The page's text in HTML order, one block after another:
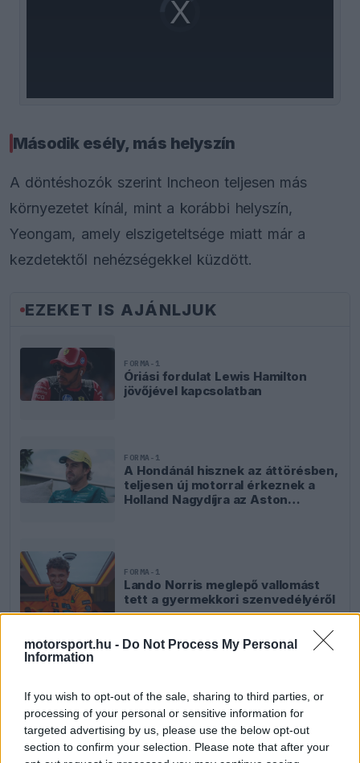
motorsport.hu - Do Not Process My Personal
Information
If you wish to opt-out of the sale, sharing to third parties, or
processing of your personal or sensitive information for
targeted advertising by us, please use the below opt-out
section to confirm your selection. Please note that after your
Player
loading.
Második esély, más helyszín
A döntéshozók szerint Incheon teljesen más
környezetet kínál, mint a korábbi helyszín,
Yeongam, amely elszigeteltsége miatt már a
kezdetektől nehézségekkel küzdött.
EZEKET IS AJÁNLJUK
FORMA-1
Óriási fordulat Lewis Hamilton
jövőjével kapcsolatban
FORMA-1
A Hondánál hisznek az áttörésben,
teljesen új motorral érkeznek a
Holland Nagydíjra az Aston
FORMA-1
Lando Norris meglepő vallomást
tett a gyermekkori szenvedélyéről